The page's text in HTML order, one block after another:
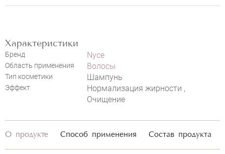
NYCE PURIFYING SHAMPOO ANTI-
SEBUM & NORMALIZING
Характеристики
Бренд Nyce
Область применения Волосы
Тип косметики Шампунь
Эффект
Нормализация жирности ,
Очищение
НАПИСАТЬ ОТЗЫВ
О продукте Способ применения Состав продукта